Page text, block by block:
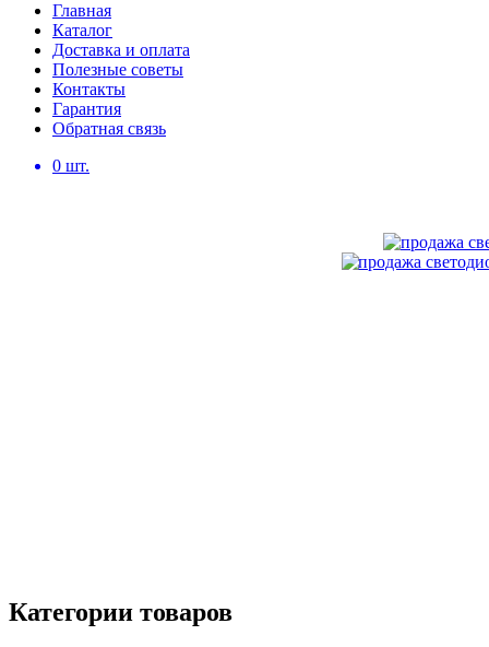
Главная
Каталог
Доставка и оплата
Полезные советы
Контакты
Гарантия
Обратная связь
0 шт.
Категории товаров